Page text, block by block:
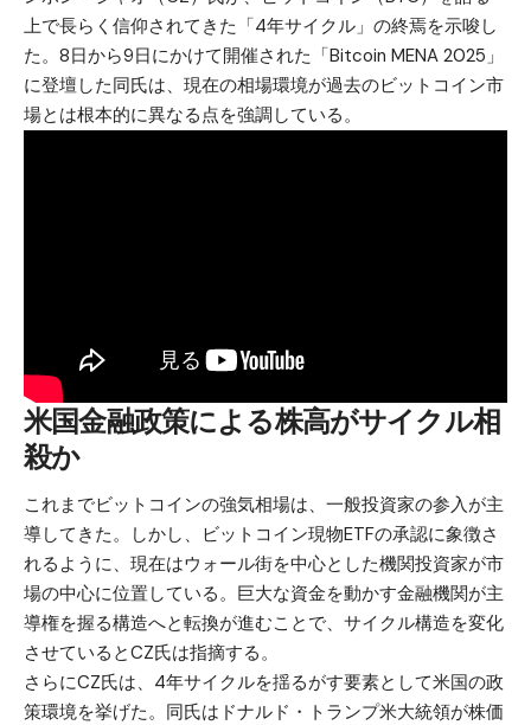
上で長らく信仰されてきた「4年サイクル」の終焉を示唆し
た。8日から9日にかけて開催された「Bitcoin MENA 2025」
に登壇した同氏は、現在の相場環境が過去のビットコイン市
場とは根本的に異なる点を強調している。
米国金融政策による株高がサイクル相
殺か
これまでビットコインの強気相場は、一般投資家の参入が主
導してきた。しかし、ビットコイン現物ETFの承認に象徴さ
れるように、現在はウォール街を中心とした機関投資家が市
場の中心に位置している。巨大な資金を動かす金融機関が主
導権を握る構造へと転換が進むことで、サイクル構造を変化
させているとCZ氏は指摘する。
さらにCZ氏は、4年サイクルを揺るがす要素として米国の政
策環境を挙げた。同氏はドナルド・トランプ米大統領が株価